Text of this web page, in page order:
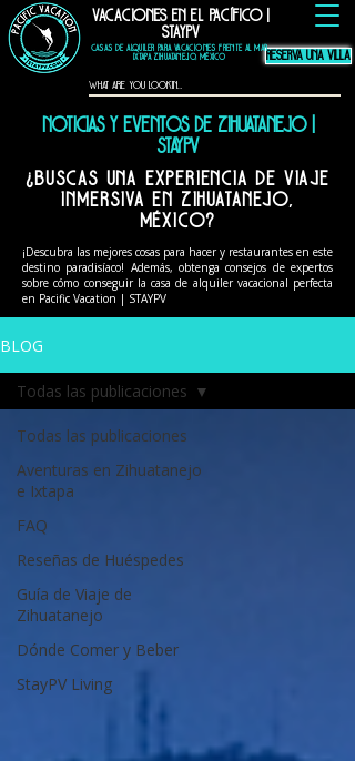
hotel thompson
zihuatanejo
mexico, alquiler
vacacional
zihuatanejo, El
Murmullo La Casa
Que Canta, El
Ensueno La Casa Que
Canta, casa angelina
zihuatanejo
Reserva una Villa
CASAS DE ALQUILER PARA VACACIONES FRENTE AL MAR
Ixtapa Zihuatanejo, México
Vacaciones en el Pacífico |
StayPV
Noticias y eventos de Zihuatanejo |
StayPV
¿Buscas una experiencia de viaje
inmersiva en Zihuatanejo,
México?
¡Descubra las mejores cosas para hacer y restaurantes en este
destino paradisíaco! Además, obtenga consejos de expertos
sobre cómo conseguir la casa de alquiler vacacional perfecta
en Pacific Vacation | STAYPV
BLOG
Todas las publicaciones
Aventuras en Zihuatanejo
e Ixtapa
FAQ
Reseñas de Huéspedes
Guía de Viaje de
Zihuatanejo
Dónde Comer y Beber
StayPV Living
Todas las publicaciones